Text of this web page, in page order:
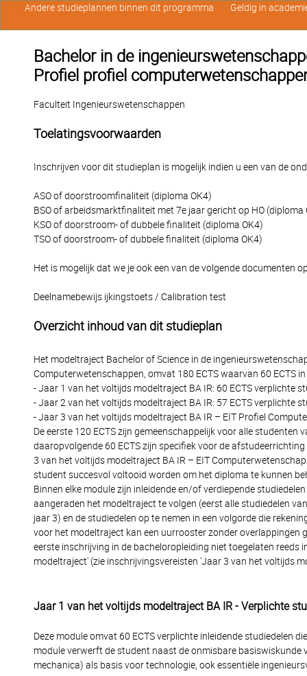
Bachelor in de
Profiel profiel
Faculteit Ingenieurswetenschappen
Toelatingsvoorwaarden
Inschrijven voor dit studieplan is mogelijk indien u een van de
ASO of doorstroomfinaliteit (diploma OK4)
BSO of arbeidsmarktfinaliteit met 7e jaar gericht op HO (diploma
KSO of doorstroom- of dubbele finaliteit (diploma OK4)
TSO of doorstroom- of dubbele finaliteit (diploma OK4)
Het is mogelijk dat we je ook een van de volgende documenten
Deelnamebewijs ijkingstoets / Calibration test
Overzicht inhoud van dit studieplan
Het modeltraject Bachelor of Science in de
Computerwetenschappen, omvat 180 ECTS waarvan 60 ECTS
- Jaar 1 van het voltijds modeltraject BA IR: 60 ECTS verplichte
- Jaar 2 van het voltijds modeltraject BA IR: 57 ECTS verplichte
- Jaar 3 van het voltijds modeltraject BA IR – EIT Profiel
De eerste 120 ECTS zijn gemeenschappelijk voor alle
daaropvolgende 60 ECTS zijn specifiek voor de
3 van het voltijds modeltraject BA IR – EIT
student succesvol voltooid worden om het diploma te kunnen
Binnen elke module zijn inleidende en/of verdiepende
aangeraden het modeltraject te volgen (eerst alle studiedelen
jaar 3) en de studiedelen op te nemen in een volgorde die
voor het modeltraject kan een uurrooster zonder overlappingen
eerste inschrijving in de bacheloropleiding niet toegelaten
modeltraject' (zie inschrijvingsvereisten 'Jaar 3 van het voltijds
Jaar 1 van het voltijds modeltraject BA IR - Verplichte
Deze module omvat 60 ECTS verplichte inleidende studiedelen
module verwerft de student naast de onmisbare
mechanica) als basis voor technologie, ook essentiële
Andere studieplannen binnen dit programma Geldig in